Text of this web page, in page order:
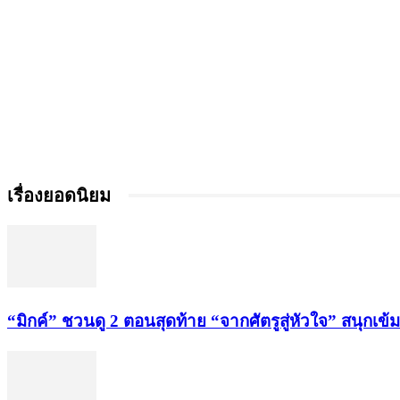
เรื่องยอดนิยม
“มิกค์” ชวนดู 2 ตอนสุดท้าย “จากศัตรูสู่หัวใจ” สนุกเข้